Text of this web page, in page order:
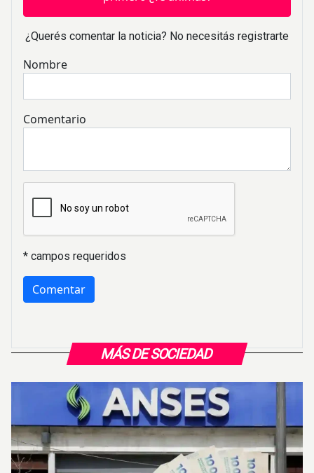
MÁS DE SOCIEDAD
¿Querés comentar la noticia? No necesitás registrarte
Nombre
Comentario
* campos requeridos